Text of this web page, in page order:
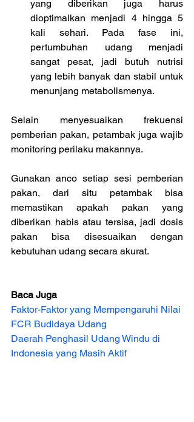
yang diberikan juga harus
dioptimalkan menjadi 4 hingga 5
kali sehari. Pada fase ini,
pertumbuhan udang menjadi
sangat pesat, jadi butuh nutrisi
yang lebih banyak dan stabil untuk
menunjang metabolismenya.
Selain menyesuaikan frekuensi
pemberian pakan, petambak juga wajib
monitoring perilaku makannya.
Gunakan anco setiap sesi pemberian
pakan, dari situ petambak bisa
memastikan apakah pakan yang
diberikan habis atau tersisa, jadi dosis
pakan bisa disesuaikan dengan
kebutuhan udang secara akurat.
Baca Juga
Faktor-Faktor yang Mempengaruhi Nilai
FCR Budidaya Udang
Daerah Penghasil Udang Windu di
Indonesia yang Masih Aktif